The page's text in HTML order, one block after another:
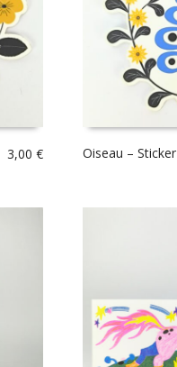
3,00 € Oiseau – Sticker